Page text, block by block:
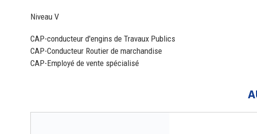
Niveau V
CAP-conducteur d'engins de Travaux Publics
CAP-Conducteur Routier de marchandise
CAP-Employé de vente spécialisé